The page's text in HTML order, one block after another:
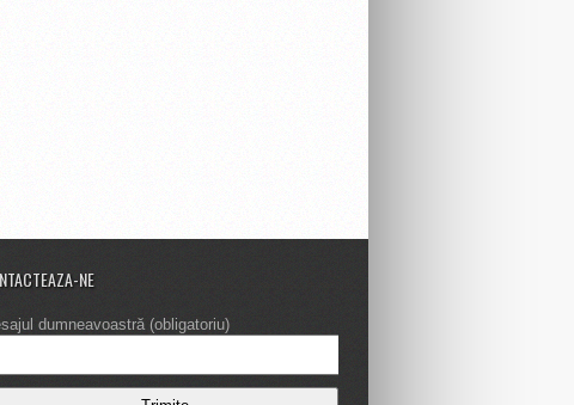
NE
dumneavoastră (obligatoriu)